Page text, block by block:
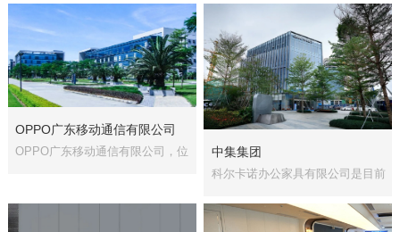
OPPO广东移动通信有限公司
OPPO广东移动通信有限公司，位
中集集团
科尔卡诺办公家具有限公司是目前